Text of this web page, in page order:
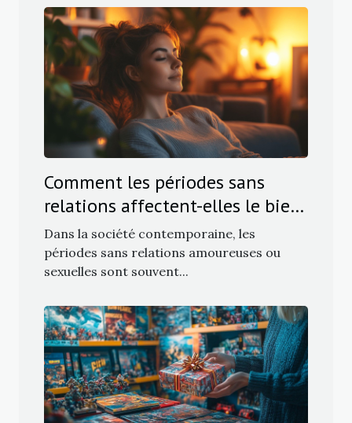
Comment les périodes sans
relations affectent-elles le bien-
être féminin ?
Dans la société contemporaine, les
périodes sans relations amoureuses ou
sexuelles sont souvent...